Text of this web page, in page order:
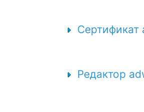
Сертификат
Редактор